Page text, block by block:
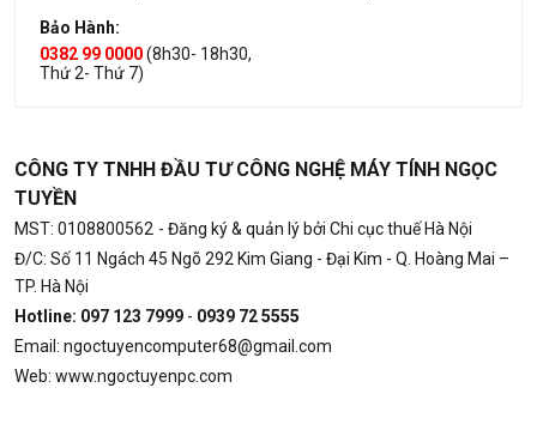
Bảo Hành:
0382 99 0000(8h30- 18h30,
Thứ 2- Thứ 7)
CÔNG TY TNHH ĐẦU TƯ CÔNG NGHỆ MÁY TÍNH NGỌC
TUYỀN
MST: 0108800562 - Đăng ký & quản lý bởi Chi cục thuế Hà Nội
Đ/C: Số 11 Ngách 45 Ngõ 292 Kim Giang - Đại Kim - Q. Hoàng Mai –
TP. Hà Nội
Hotline: 097 123 7999 - 0939 72 5555
Email: ngoctuyencomputer68@gmail.com
Web: www.ngoctuyenpc.com